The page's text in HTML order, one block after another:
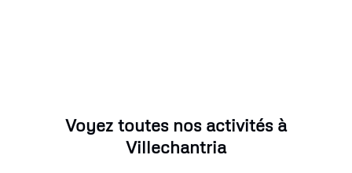
Voyez toutes nos activités à
Villechantria